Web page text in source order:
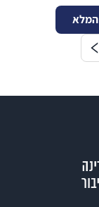
הפנים
ובתחילת
אחרת, ובסוף
עד שלושה
המלא